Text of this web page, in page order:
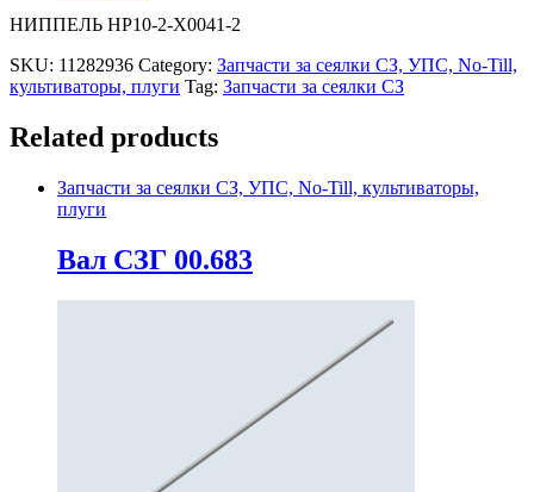
НИППЕЛЬ HP10-2-X0041-2
SKU: 11282936 Category: Запчасти за сеялки СЗ, УПС, No-Till,
культиваторы, плуги Tag: Запчасти за сеялки СЗ
Related products
Запчасти за сеялки СЗ, УПС, No-Till, культиваторы,
плуги
Вал СЗГ 00.683